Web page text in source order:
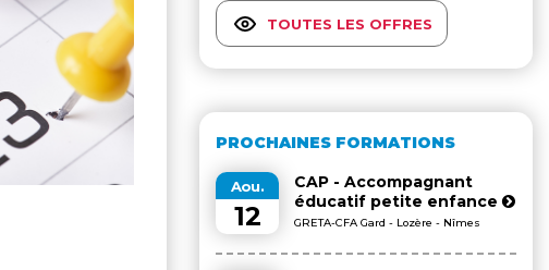
TOUTES LES OFFRES
PROCHAINES FORMATIONS
Aou.
12
CAP - Accompagnant
éducatif petite enfance
GRETA-CFA Gard - Lozère - Nîmes